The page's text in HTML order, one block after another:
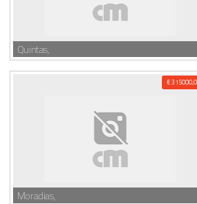
Quintas,
€
Moradias,